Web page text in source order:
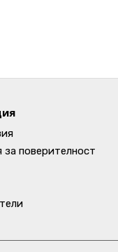
за поверителност